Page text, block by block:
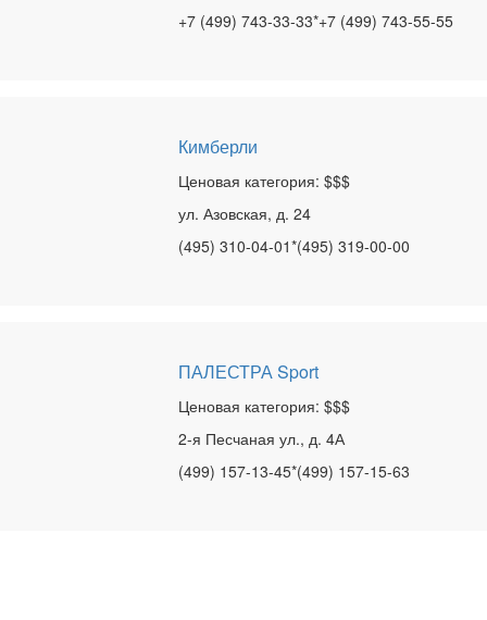
+7 (499) 743-33-33*+7 (499) 743-55-55
Кимберли
Ценовая категория: $$$
ул. Азовская, д. 24
(495) 310-04-01*(495) 319-00-00
ПАЛЕСТРА Sport
Ценовая категория: $$$
2-я Песчаная ул., д. 4А
(499) 157-13-45*(499) 157-15-63